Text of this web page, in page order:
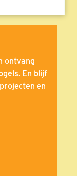
ontvang
En blijf
en